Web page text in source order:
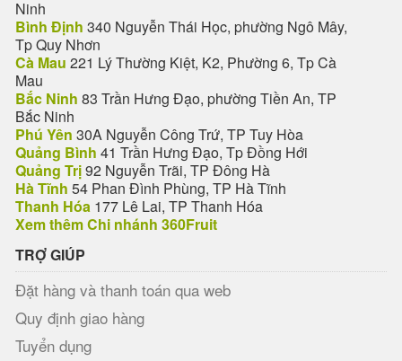
Ninh
Bình Định 340 Nguyễn Thái Học, phường Ngô Mây,
Tp Quy Nhơn
Cà Mau 221 Lý Thường Kiệt, K2, Phường 6, Tp Cà
Mau
Bắc Ninh 83 Trần Hưng Đạo, phường Tiền An, TP
Bắc Ninh
Phú Yên 30A Nguyễn Công Trứ, TP Tuy Hòa
Quảng Bình 41 Trần Hưng Đạo, Tp Đồng Hới
Quảng Trị92 Nguyễn Trãi, TP Đông Hà
Hà Tĩnh 54 Phan Đình Phùng, TP Hà Tĩnh
Thanh Hóa 177 Lê Lai, TP Thanh Hóa
Xem thêm Chi nhánh 360Fruit
TRỢ GIÚP
Đặt hàng và thanh toán qua web
Quy định giao hàng
Tuyển dụng